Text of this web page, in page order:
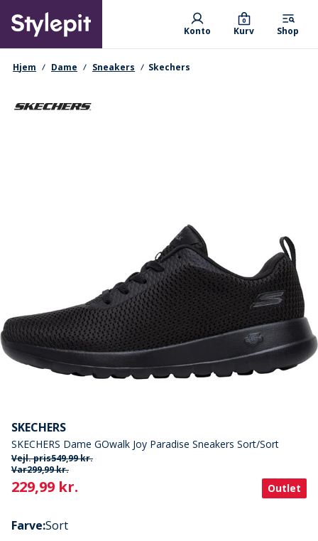
main
content
Primary departments
Konto Kurv
0
Shop
navigationssti
Hjem Dame Sneakers Skechers
SKECHERS
SKECHERS Dame GOwalk Joy Paradise Sneakers Sort/Sort
Vejl. pris549,99 kr.
Var299,99 kr.
Current
229,99 kr. Outlet
Farve:Sort